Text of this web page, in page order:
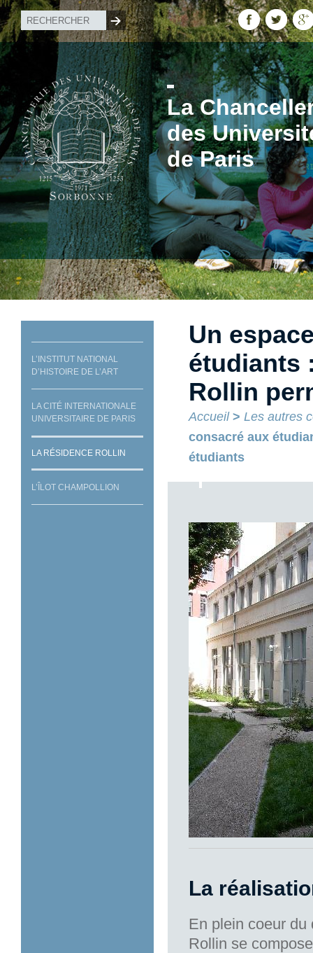
La
des
de Paris
L’INSTITUT NATIONAL
D’HISTOIRE DE L’ART
LA CITÉ INTERNATIONALE
UNIVERSITAIRE DE PARIS
LA RÉSIDENCE ROLLIN
L’ÎLOT CHAMPOLLION
Un
étudiants
Rollin
Accueil> Les autres
consacré aux
étudiants
La
En plein coeur
Rollin se